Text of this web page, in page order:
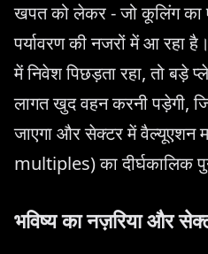
खपत को लेकर - जो कूलिंग का
पर्यावरण की नजरों में आ रहा
में निवेश पिछड़ता रहा, तो बड़े
लागत खुद वहन करनी पड़ेगी,
जाएगा और सेक्टर में वैल्यूएशन
multiples) का दीर्घकालिक
भविष्य का नज़रिया और